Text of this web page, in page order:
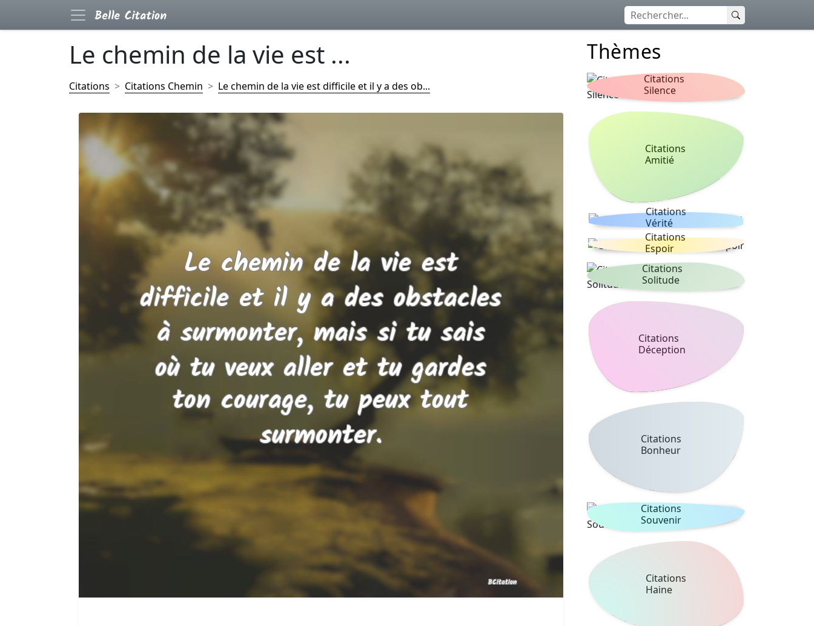
Le chemin de la vie est ...
Citations Citations Chemin Le chemin de la vie est difficile et il y a des ob...
Thèmes
Citations
Silence
Citations
Amitié
Citations
Vérité
Citations
Espoir
Citations
Solitude
Citations
Déception
Citations
Bonheur
Citations
Souvenir
Citations
Haine